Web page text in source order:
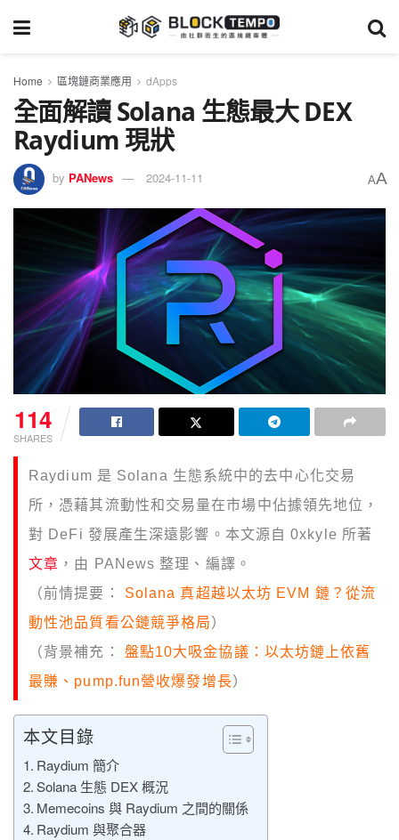
Home 區塊鏈商業應用 dApps
全面解讀 Solana 生態最大 DEX
Raydium 現狀
by PANews 2024-11-11 AA
114
SHARES
Raydium 是 Solana 生態系統中的去中心化交易
所，憑藉其流動性和交易量在市場中佔據領先地位，
對 DeFi 發展產生深遠影響。本文源自 0xkyle 所著
文章 ，由 PANews 整理、編譯。
（前情提要： Solana 真超越以太坊 EVM 鏈？從流
動性池品質看公鏈競爭格局）
（背景補充： 盤點10大吸金協議：以太坊鏈上依舊
最賺、pump.fun營收爆發增長）
本文目錄
Raydium 簡介
Solana 生態 DEX 概況
Memecoins 與 Raydium 之間的關係
Raydium 與聚合器